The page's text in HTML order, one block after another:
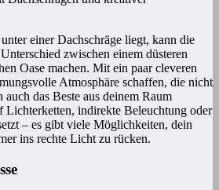
einer Dachschräge liegt, kann die
zwischen einem düsteren
Oase machen. Mit ein paar cleveren
Atmosphäre schaffen, die nicht
das Beste aus deinem Raum
Lichterketten, indirekte Beleuchtung oder
– es gibt viele Möglichkeiten, dein
ins rechte Licht zu rücken.